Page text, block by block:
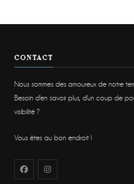
CONTACT
Nous sommes des amoureux de notre
Besoin d'en savoir plus, d'un coup de
visibilité ?
Vous êtes au bon endroit !